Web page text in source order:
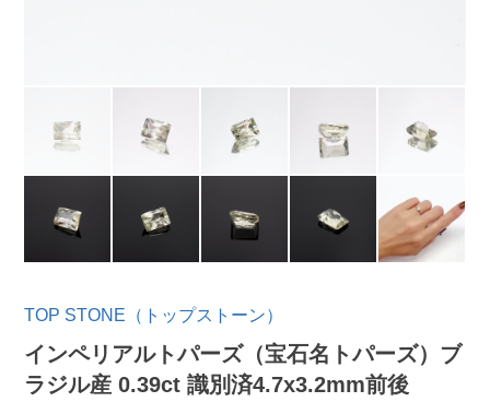
TOP STONE（トップストーン）
インペリアルトパーズ（宝石名トパーズ）ブ
ラジル産 0.39ct 識別済4.7x3.2mm前後